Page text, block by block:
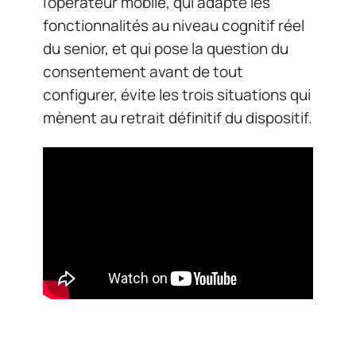
fonctionnalités au niveau cognitif réel
du senior, et qui pose la question du
consentement avant de tout
configurer, évite les trois situations qui
mènent au retrait définitif du dispositif.